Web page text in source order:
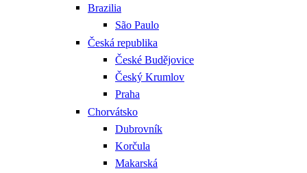
Brazilia
São Paulo
Česká republika
České Budějovice
Český Krumlov
Praha
Chorvátsko
Dubrovník
Korčula
Makarská